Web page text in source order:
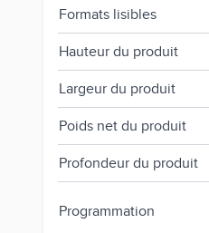
Formats lisibles
Hauteur du produit
Largeur du produit
Poids net du produit
Profondeur du produit
Programmation